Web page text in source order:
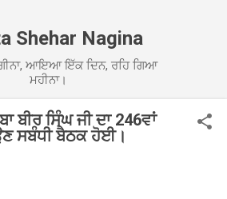
Shehar Nagina
ਆਇਆ ਇੱਕ ਦਿਨ, ਰਹਿ ਗਿਆ
ਮਹੀਨਾ।
ਬੀਰ ਸਿੰਘ ਜੀ ਦਾ 246ਵਾਂ
ਸਬੰਧੀ ਬੈਠਕ ਹੋਈ।